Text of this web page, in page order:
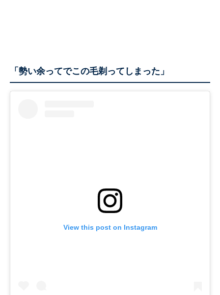
「勢い余ってでこの毛剃ってしまった」
View this post on Instagram